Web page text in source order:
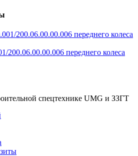
200.06.00.00.006 переднего колеса
спецтехнике UMG и ЗЗГТ